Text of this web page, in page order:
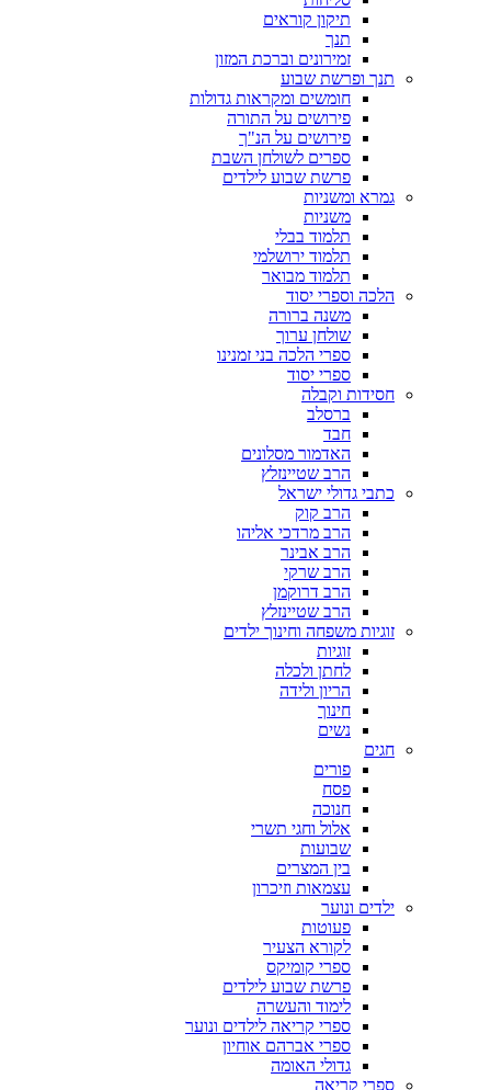
תיקון קוראים
תנך
זמירונים וברכת המזון
תנך ופרשת שבוע
חומשים ומקראות גדולות
פירושים על התורה
פירושים על הנ"ך
ספרים לשולחן השבת
פרשת שבוע לילדים
גמרא ומשניות
משניות
תלמוד בבלי
תלמוד ירושלמי
תלמוד מבואר
הלכה וספרי יסוד
משנה ברורה
שולחן ערוך
ספרי הלכה בני זמנינו
ספרי יסוד
חסידות וקבלה
ברסלב
חבד
האדמור מסלונים
הרב שטיינזלץ
כתבי גדולי ישראל
הרב קוק
הרב מרדכי אליהו
הרב אבינר
הרב שרקי
הרב דרוקמן
הרב שטיינזלץ
זוגיות משפחה וחינוך ילדים
זוגיות
לחתן ולכלה
הריון ולידה
חינוך
נשים
חגים
פורים
פסח
חנוכה
אלול וחגי תשרי
שבועות
בין המצרים
עצמאות וזיכרון
ילדים ונוער
פעוטות
לקורא הצעיר
ספרי קומיקס
פרשת שבוע לילדים
לימוד והעשרה
ספרי קריאה לילדים ונוער
ספרי אברהם אוחיון
גדולי האומה
ספרי קריאה